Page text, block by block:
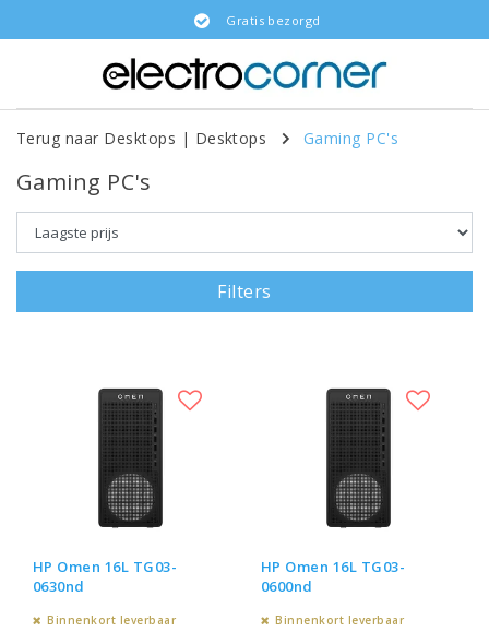
Gratis bezorgd
Terug naar Desktops | Desktops Gaming PC's
Gaming PC's
Filters
HP Omen 16L TG03-
0630nd
Binnenkort leverbaar
HP Omen 16L TG03-
0600nd
Binnenkort leverbaar